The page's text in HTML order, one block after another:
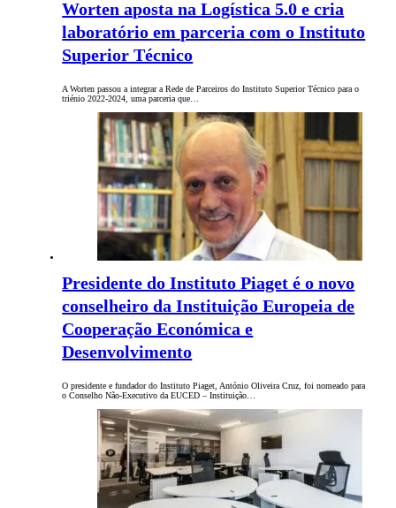
Worten aposta na Logística 5.0 e cria
laboratório em parceria com o Instituto
Superior Técnico
A Worten passou a integrar a Rede de Parceiros do Instituto Superior Técnico para o
triénio 2022-2024, uma parceria que…
Presidente do Instituto Piaget é o novo
conselheiro da Instituição Europeia de
Cooperação Económica e
Desenvolvimento
O presidente e fundador do Instituto Piaget, António Oliveira Cruz, foi nomeado para
o Conselho Não-Executivo da EUCED – Instituição…